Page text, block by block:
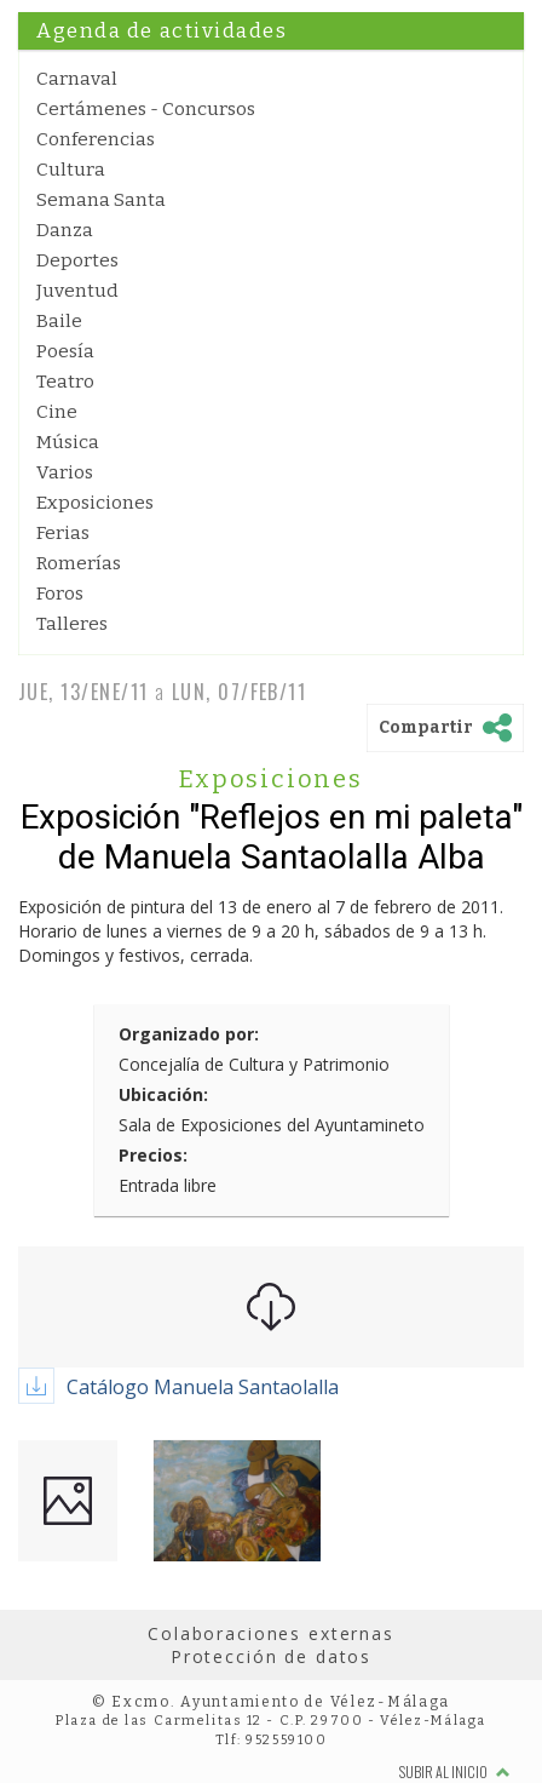
Agenda de actividades
Carnaval
Certámenes - Concursos
Conferencias
Cultura
Semana Santa
Danza
Deportes
Juventud
Baile
Poesía
Teatro
Cine
Música
Varios
Exposiciones
Ferias
Romerías
Foros
Talleres
JUE, 13/ENE/11 a LUN, 07/FEB/11
Compartir
Exposiciones
Exposición "Reflejos en mi paleta"
de Manuela Santaolalla Alba
Exposición de pintura del 13 de enero al 7 de febrero de 2011.
Horario de lunes a viernes de 9 a 20 h, sábados de 9 a 13 h.
Domingos y festivos, cerrada.
Organizado por:
Concejalía de Cultura y Patrimonio
Ubicación:
Sala de Exposiciones del Ayuntamineto
Precios:
Entrada libre
Catálogo Manuela Santaolalla
Colaboraciones externas
Protección de datos
© Excmo. Ayuntamiento de Vélez-Málaga
Plaza de las Carmelitas 12 - C.P. 29700 - Vélez-Málaga
Tlf: 952559100
SUBIR AL INICIO